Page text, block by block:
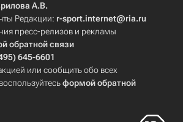
А.В.
Редакции: r-sport.internet@ria.ru
пресс-релизов и рекламы
обратной связи
645-6601
или сообщить обо всех
формой обратной